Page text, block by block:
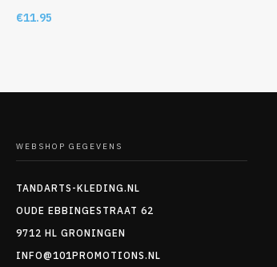
€11.95
WEBSHOP GEGEVENS
TANDARTS-KLEDING.NL
OUDE EBBINGESTRAAT 62
9712 HL GRONINGEN
INFO@101PROMOTIONS.NL